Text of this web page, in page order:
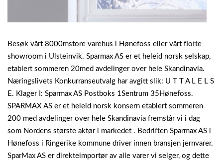
Besøk vårt 8000mstore varehus i Hønefoss eller vårt flotte
showroom i Ulsteinvik. Sparmax AS er et heleid norsk selskap,
etablert sommeren 20med avdelinger over hele Skandinavia.
Næringslivets Konkurranseutvalg har avgitt slik: U T T A L E L S
E. Klager I: Sparmax AS Postboks 1Sentrum 35Hønefoss.
SPARMAX AS er et heleid norsk konsern etablert sommeren
200 med avdelinger over hele Skandinavia fremstår vi i dag
som Nordens største aktør i markedet . Bedriften Sparmax AS i
Hønefoss i Ringerike kommune driver innen bransjen jernvarer.
SparMax AS er direkteimportør av alle varer vi selger, og dette